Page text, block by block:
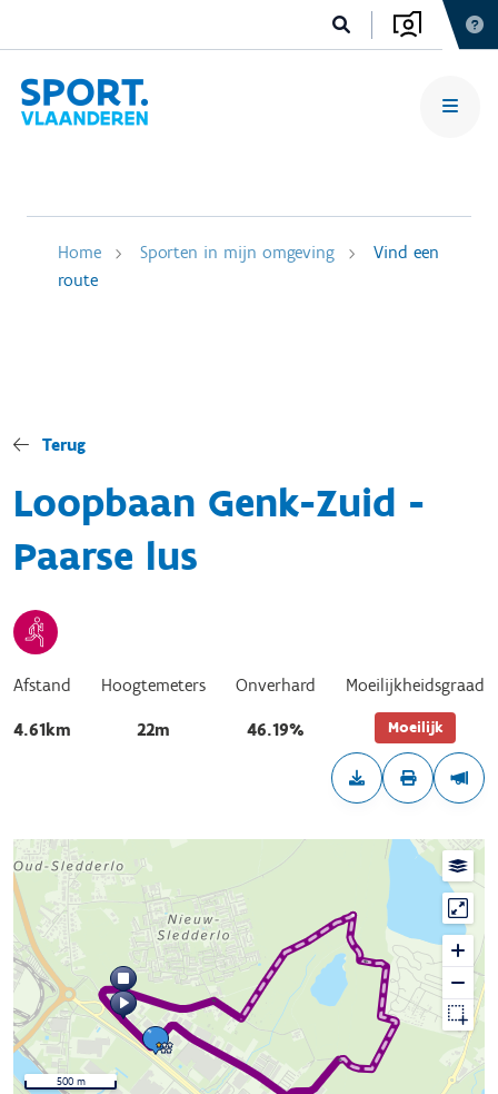
Home Sporten in mijn omgeving
Vind een
route
Terug
Loopbaan Genk-Zuid -
Paarse lus
Afstand
4.61km
Hoogtemeters
22m
Onverhard
46.19%
Moeilijkheidsgraad
Moeilijk
500 m